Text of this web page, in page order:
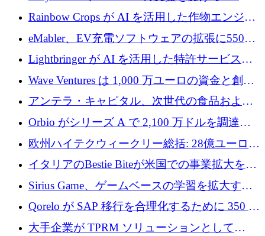
人マッチングを拡大するために 100 万ユーロ
Rainbow Crops が AI を活用した作物エンジニ
アリングを拡張するために 970 万ユーロを調
eMabler、EV充電ソフトウェアの拡張に550万
ユーロを確保
Lightbringer が AI を活用した特許サービスを
拡大するために 1,000 万ドルを調達
Wave Ventures は 1,000 万ユーロの資金と創設
者補助金で 10 周年を迎える
アンテラ・キャピタル、次世代の食品および
アグリテクノロジーのイノベーションを支援
するファンド III の初回クローズ額が 1 億ドル
に到達
Orbio がシリーズ A で 2,100 万ドルを調達、
AI 労働力管理を世界の最前線の労働者に提供
欧州ハイテクウィークリー総括: 28億ユーロの
取引と5月のハイライト
イタリアのBestie Biteが米国での事業拡大を加
速するために150万ユーロを調達
Sirius Game、ゲームベースの学習を拡大する
ために 130 万ユーロの資金調達を完了
Qorelo が SAP 移行を合理化するために 350 万
ドルを調達
大手企業が TPRM ソリューションとして